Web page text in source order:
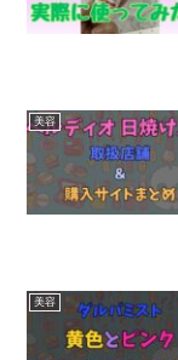
美容
美容